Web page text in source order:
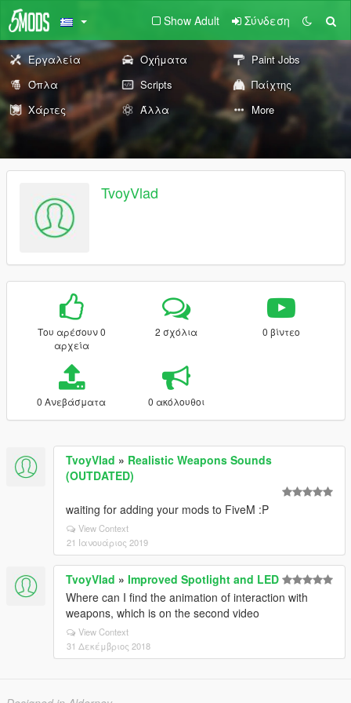
Show Adult Σύνδεση
Εργαλεία Οχήματα
Paint Jobs
Όπλα
Scripts
Παίχτης
Χάρτες
Άλλα More
TvoyVlad
Του αρέσουν 0
αρχεία
2 σχόλια 0 βίντεο
0 Ανεβάσματα 0 ακόλουθοι
TvoyVlad » Realistic Weapons Sounds
(OUTDATED)
waiting for adding your mods to FiveM :P
View Context
21 Ιανουάριος 2019
TvoyVlad » Improved Spotlight and LED
Where can I find the animation of interaction with
weapons, which is on the second video
View Context
31 Δεκέμβριος 2018